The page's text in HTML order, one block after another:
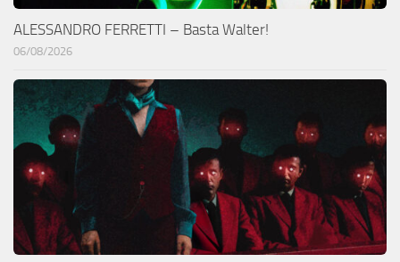
ALESSANDRO FERRETTI – Basta Walter!
06/08/2026